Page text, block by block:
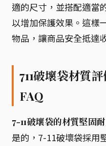
適的尺寸，並搭配適當
以增加保護效果。這樣
物品，讓商品安全抵達
711破壞袋材質
FAQ
7-11破壞袋的材質堅固
是的，7-11破壞袋採用